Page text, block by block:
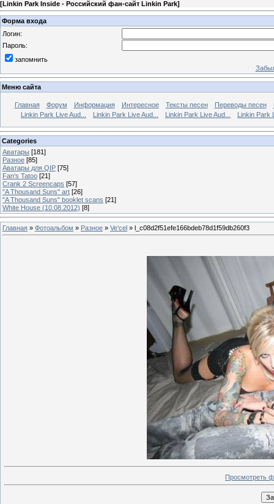
[Linkin Park Inside - Российский фан-сайт Linkin Park]
Форма входа
Логин:
Пароль:
запомнить
Меню сайта
Главная Форум Информация Интересное Тексты песен Переводы песен
Linkin Park Live Aud...
Linkin Park Live Aud... Linkin Park Live Aud... Linkin Park
Categories
Аватары [181]
Разное [85]
Аватары для QIP [75]
Fan's Tatoo [21]
Crank 2 Screencaps [57]
"A Thousand Suns" art [26]
"A Thousand Suns" booklet scans [21]
White House (10.08.2012) [8]
Главная » Фотоальбом » Разное » Ve'cel » l_c08d2f51efe166bdeb78d1f59db260f3
Просмотреть